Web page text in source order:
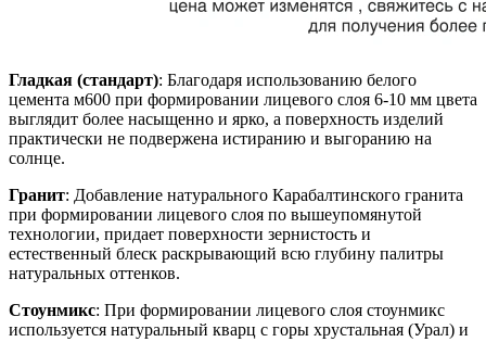
Гладкая (стандарт): Благодаря использованию белого
цемента м600 при формировании лицевого слоя 6-10 мм цвета
выглядит более насыщенно и ярко, а поверхность изделий
практически не подвержена истиранию и выгоранию на
солнце.
Гранит: Добавление натурального Карабалтинского гранита
при формировании лицевого слоя по вышеупомянутой
технологии, придает поверхности зернистость и
естественный блеск раскрывающий всю глубину палитры
натуральных оттенков.
Стоунмикс: При формировании лицевого слоя стоунмикс
используется натуральный кварц с горы хрустальная (Урал) и